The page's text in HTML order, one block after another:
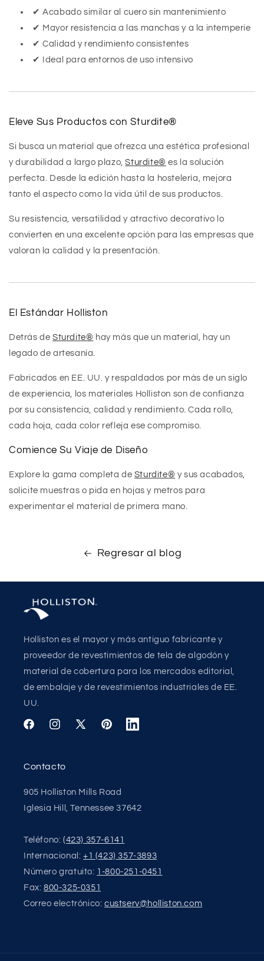
✔ Acabado similar al cuero sin mantenimiento
✔ Mayor resistencia a las manchas y a la intemperie
✔ Calidad y rendimiento consistentes
✔ Ideal para entornos de uso intensivo
Eleve Sus Productos con Sturdite®
Si busca un material que ofrezca una estética profesional
y durabilidad a largo plazo,Sturdite® es la solución
perfecta. Desde la edición hasta la hostelería, mejora
tanto el aspecto como la vida útil de sus productos.
Su resistencia, versatilidad y atractivo decorativo lo
convierten en una excelente opción para las empresas que
valoran la calidad y la presentación.
El Estándar Holliston
Detrás de Sturdite® hay más que un material, hay un
legado de artesanía.
Fabricados en EE. UU. y respaldados por más de un siglo
de experiencia, los materiales Holliston son de confianza
por su consistencia, calidad y rendimiento. Cada rollo,
cada hoja, cada color refleja ese compromiso.
Comience Su Viaje de Diseño
Explore la gama completa de Sturdite® y sus acabados,
solicite muestras o pida en hojas y metros para
experimentar el material de primera mano.
Regresar al blog
Holliston es el mayor y más antiguo fabricante y
proveedor de revestimientos de tela de algodón y
material de cobertura para los mercados editorial,
de embalaje y de revestimientos industriales de EE.
UU.
FacebookInstagram
X
PinterestTranslation
Contacto
905 Holliston Mills Road
Iglesia Hill, Tennessee 37642
Teléfono: (423) 357-6141
Internacional: +1 (423) 357-3893
Número gratuito: 1-800-251-0451
Fax: 800-325-0351
Correo electrónico: custserv@holliston.com